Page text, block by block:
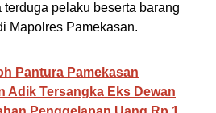
pelaku beserta barang
Mapolres Pamekasan.
Pantura Pamekasan
Adik Tersangka Eks Dewan